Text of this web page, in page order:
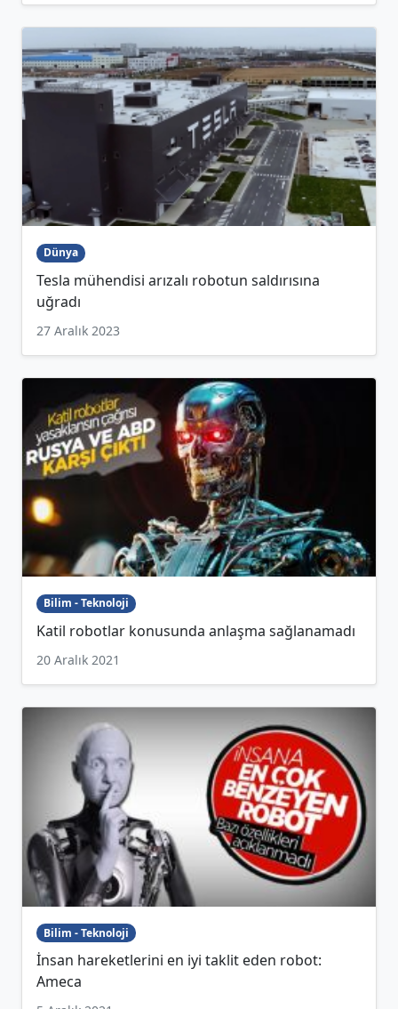
Dünya
Tesla mühendisi arızalı robotun saldırısına
uğradı
27 Aralık 2023
Bilim - Teknoloji
Katil robotlar konusunda anlaşma sağlanamadı
20 Aralık 2021
Bilim - Teknoloji
İnsan hareketlerini en iyi taklit eden robot:
Ameca